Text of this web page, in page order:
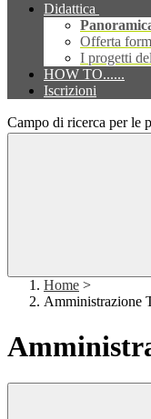
Didattica
Offerta
I progetti
HOW TO......
Iscrizioni
Campo di ricerca per le
Home >
Amministrazione